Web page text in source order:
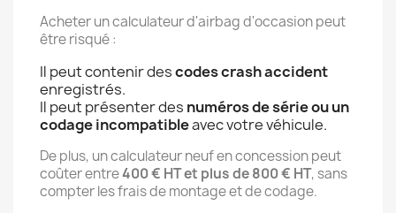
Acheter un calculateur d'airbag d'occasion peut
être risqué :
Il peut contenir descodes crash accident
enregistrés.
Il peut présenter des numéros de série ou un
codage incompatibleavec votre véhicule.
De plus, un calculateur neuf en concession peut
coûter entre400 € HT et plus de 800 € HT, sans
compter les frais de montage et de codage.